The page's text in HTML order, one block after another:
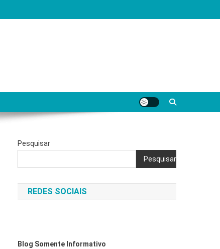
Pesquisar
Pesquisar
REDES SOCIAIS
Blog Somente Informativo